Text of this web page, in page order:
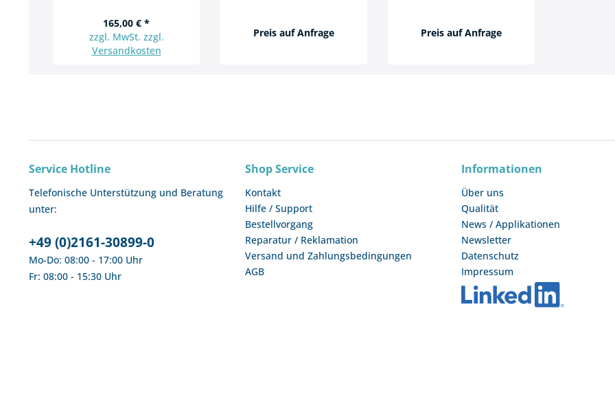
165,00 € *
zzgl. MwSt. zzgl.
Versandkosten
Preis auf Anfrage Preis auf Anfrage
Service Hotline
Telefonische Unterstützung und Beratung
unter:
+49 (0)2161-30899-0
Mo-Do: 08:00 - 17:00 Uhr
Fr: 08:00 - 15:30 Uhr
Shop Service
Kontakt
Hilfe / Support
Bestellvorgang
Reparatur / Reklamation
Versand und Zahlungsbedingungen
AGB
Informationen
Über uns
Qualität
News / Applikationen
Newsletter
Datenschutz
Impressum